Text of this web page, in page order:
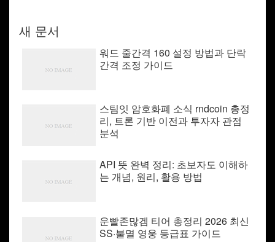
새 문서
워드 줄간격 160 설정 방법과 단락
간격 조정 가이드
스팀잇 암호화폐 소식 rndcoin 총정
리, 트론 기반 이전과 투자자 관점
분석
API 뜻 완벽 정리: 초보자도 이해하
는 개념, 원리, 활용 방법
운빨존많겜 티어 총정리 2026 최신
SS·불멸 영웅 등급표 가이드